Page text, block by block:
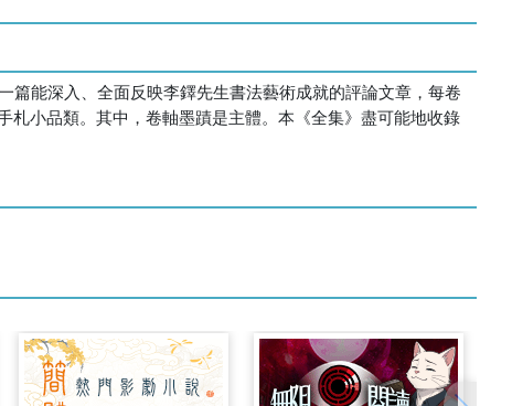
篇能深入、全面反映李鐸先生書法藝術成就的評論文章，每卷
小品類。其中，卷軸墨蹟是主體。本《全集》盡可能地收錄